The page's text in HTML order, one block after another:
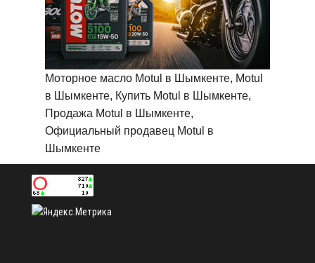
Моторное масло Motul в Шымкенте, Motul
в Шымкенте, Купить Motul в Шымкенте,
Продажа Motul в Шымкенте,
Официальный продавец Motul в
Шымкенте